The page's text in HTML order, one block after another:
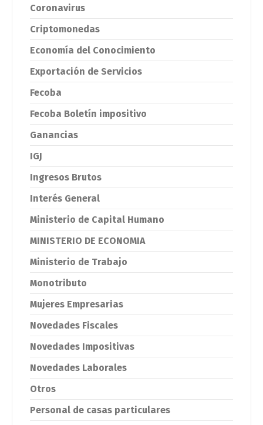
Coronavirus
Criptomonedas
Economía del Conocimiento
Exportación de Servicios
Fecoba
Fecoba Boletín impositivo
Ganancias
IGJ
Ingresos Brutos
Interés General
Ministerio de Capital Humano
MINISTERIO DE ECONOMIA
Ministerio de Trabajo
Monotributo
Mujeres Empresarias
Novedades Fiscales
Novedades Impositivas
Novedades Laborales
Otros
Personal de casas particulares